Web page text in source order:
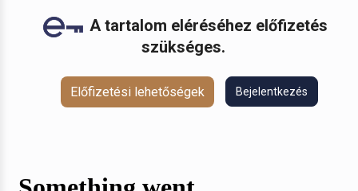
A tartalom eléréséhez előfizetés
szükséges.
Előfizetési lehetőségek Bejelentkezés